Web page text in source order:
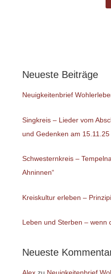
Neueste Beiträge
Neuigkeitenbrief
Singkreis – Lieder vom
und Gedenken am 15.11.25
Schwesternkreis –
Ahninnen“
Kreiskultur erleben –
Leben und Sterben – wenn
Neueste